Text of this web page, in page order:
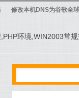
环境,WIN2003常
修改本机DNS为谷歌全